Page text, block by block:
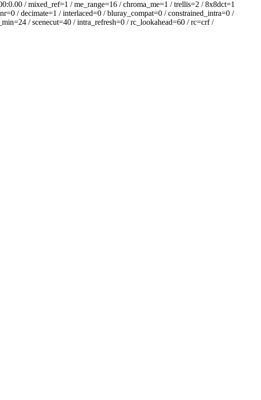
/ mixed_ref=1 / me_range=16 / chroma_me=1 / trellis=2 / 8x8dct=1
/ decimate=1 / interlaced=0 / bluray_compat=0 / constrained_intra=0 /
/ scenecut=40 / intra_refresh=0 / rc_lookahead=60 / rc=crf /